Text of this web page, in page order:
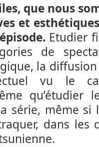
que nous
et
Etudier
de
la
vu le
qu’étudier
série, même
dans les